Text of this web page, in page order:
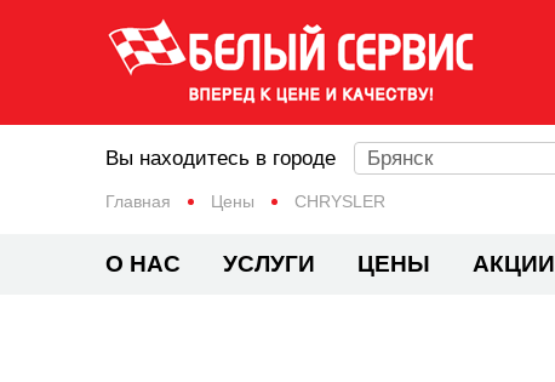
Главная Цены CHRYSLER
Вы находитесь в городе Брянск
О НАС УСЛУГИ ЦЕНЫ АКЦИИ